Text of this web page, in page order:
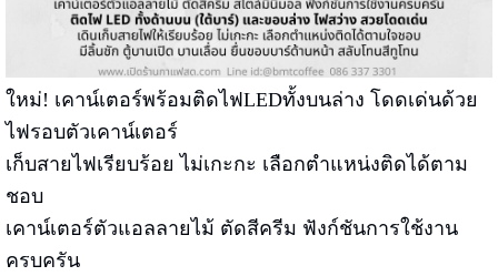
ใหม่! เคาน์เตอร์พร้อมติดไฟLEDทั้งบนล่าง โดดเด่นด้วย
ไฟรอบตัวเคาน์เตอร์
เก็บสายไฟเรียบร้อย ไม่เกะกะ เลือกตำแหน่งติดได้ตาม
ชอบ
เคาน์เตอร์ตัวแอลลายไม้ ตัดสีครีม ฟังก์ชันการใช้งาน
ครบครัน